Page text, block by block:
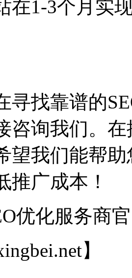
在1-3个月实
寻找靠谱的
咨询我们。
望我们能帮
推广成本！
优化服务商
】